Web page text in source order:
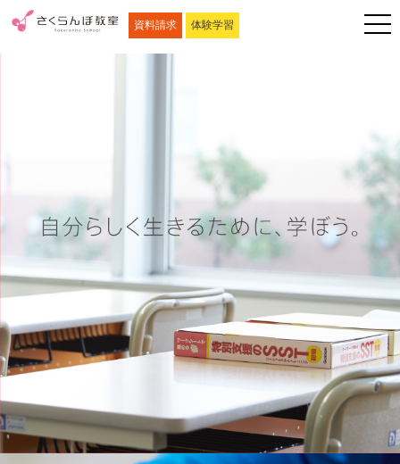
資料請求 体験学習